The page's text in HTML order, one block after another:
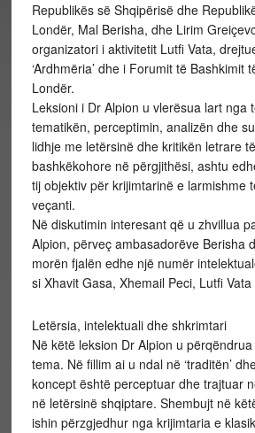
Republikës së Shqipërisë dhe
Londër, Mal Berisha, dhe Lirim
organizatori i aktivitetit Lutfi Vata,
‘Ardhmëria’ dhe i Forumit të Bashkimit
Londër.
Leksioni i Dr Alpion u vlerësua lart nga
tematikën, perceptimin, analizën dhe
lidhje me letërsinë dhe kritikën letrare
bashkëkohore në përgjithësi, ashtu
tij objektiv për krijimtarinë e larmishme
veçanti.
Në diskutimin interesant që u zhvillua
Alpion, përveç ambasadorëve Berisha
morën fjalën edhe një numër
si Xhavit Gasa, Xhemail Peci, Lutfi
Letërsia, intelektuali dhe shkrimtari
Në këtë leksion Dr Alpion u
tema. Në fillim ai u ndal në ‘traditën’
koncept është perceptuar dhe trajtuar
në letërsinë shqiptare. Shembujt në
ishin përzgjedhur nga krijimtaria e